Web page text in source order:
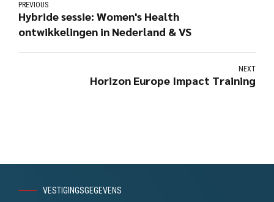
PREVIOUS
Hybride sessie: Women's Health
ontwikkelingen in Nederland & VS
NEXT
Horizon Europe Impact Training
VESTIGINGSGEGEVENS